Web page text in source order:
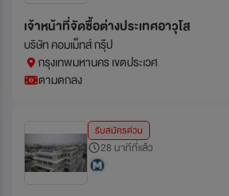
เจ้าหน้าที่จัดซื้อต่างประเทศอาวุโส
บริษัท คอมเม็ทส์ กรุ๊ป
กรุงเทพมหานคร เขตประเวศ
ตามตกลง
รับสมัครด่วน
28 นาทีที่แล้ว